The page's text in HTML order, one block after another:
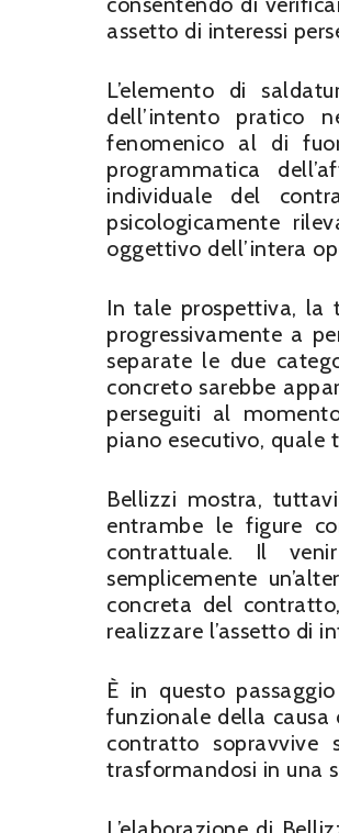
assetto di interessi
L’elemento di
dell’intento pratico
fenomenico al di
programmatica
individuale del
psicologicamente
oggettivo dell’intera
In tale prospettiva, la
progressivamente a
separate le due
concreto sarebbe
perseguiti al
piano esecutivo, quale
Bellizzi mostra,
entrambe le figure
contrattuale. Il
semplicemente
concreta del
realizzare l’assetto di
È in questo
funzionale della
contratto sopravvive
trasformandosi in una